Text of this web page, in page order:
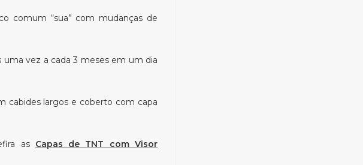
comum “sua” com mudanças de
uma vez a cada 3 meses em um dia
cabides largos e coberto com capa
as Capas de TNT com Visor